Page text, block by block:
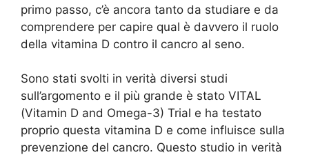
primo passo, c’è ancora tanto da studiare e da
comprendere per capire qual è davvero il ruolo
della vitamina D contro il cancro al seno.
Sono stati svolti in verità diversi studi
sull’argomento e il più grande è stato VITAL
(Vitamin D and Omega-3) Trial e ha testato
proprio questa vitamina D e come influisce sulla
prevenzione del cancro. Questo studio in verità